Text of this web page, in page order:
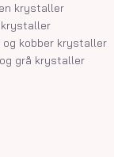
krystaller
krystaller
og kobber krystaller
grå krystaller